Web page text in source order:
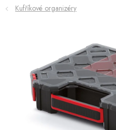
Zahrada
Domácnost
Chovatelské potřeby
Hobby
Kufříkové organizéry